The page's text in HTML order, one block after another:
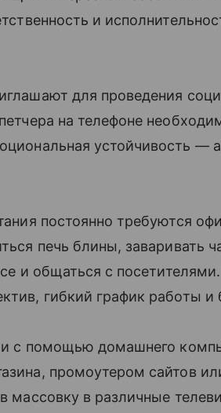
и
для проведения
на телефоне
устойчивость —
постоянно требуются
печь блины, заваривать
и общаться с
гибкий график работы и
с помощью домашнего
промоутером сайтов
массовку в различные